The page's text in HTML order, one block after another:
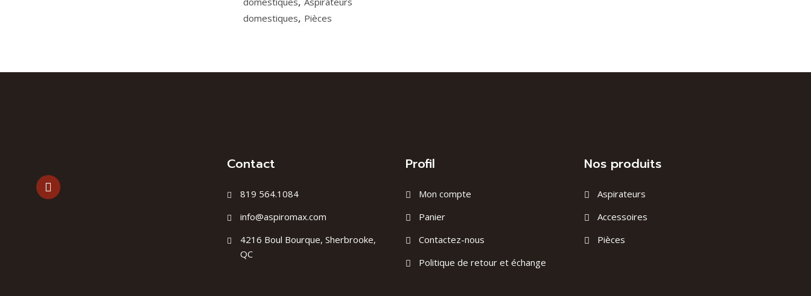
domestiques, Pièces
Contact
819 564.1084
info@aspiromax.com
4216 Boul Bourque, Sherbrooke,
QC
Profil
Mon compte
Panier
Contactez-nous
Politique de retour et échange
Nos produits
Aspirateurs
Accessoires
Pièces